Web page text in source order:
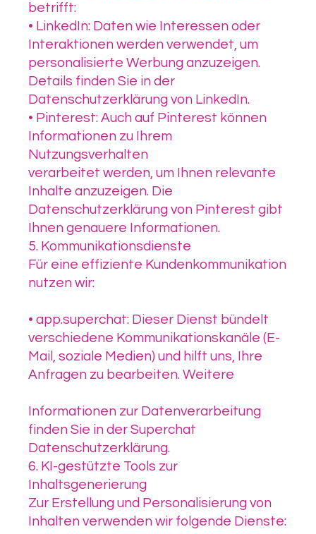
betrifft:
• LinkedIn: Daten wie Interessen oder
Interaktionen werden verwendet, um
personalisierte Werbung anzuzeigen.
Details finden Sie in der
Datenschutzerklärung von LinkedIn.
• Pinterest: Auch auf Pinterest können
Informationen zu Ihrem
Nutzungsverhalten
verarbeitet werden, um Ihnen relevante
Inhalte anzuzeigen. Die
Datenschutzerklärung von Pinterest gibt
Ihnen genauere Informationen.
5. Kommunikationsdienste
Für eine effiziente Kundenkommunikation
nutzen wir:
• app.superchat: Dieser Dienst bündelt
verschiedene Kommunikationskanäle (E-
Mail, soziale Medien) und hilft uns, Ihre
Anfragen zu bearbeiten. Weitere
Informationen zur Datenverarbeitung
finden Sie in der Superchat
Datenschutzerklärung.
6. KI-gestützte Tools zur
Inhaltsgenerierung
Zur Erstellung und Personalisierung von
Inhalten verwenden wir folgende Dienste: